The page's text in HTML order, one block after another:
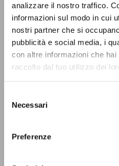
analizzare il nostro traffico.
informazioni sul modo in cui
nostri partner che si
pubblicità e social media, i
con altre informazioni che
raccolto dal tuo utilizzo dei
delNecessari
Preferenze
Costa e Silva SofiaTraductor
Giussani LuigiAutor
Edições Tenacitas
Páginas: 120
0DOCUMENTOS
RESULTADOS